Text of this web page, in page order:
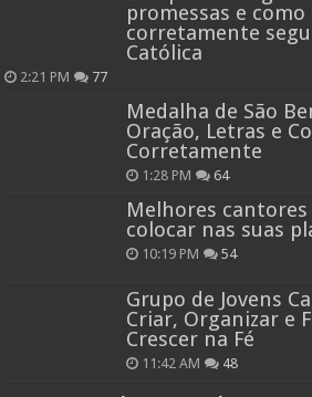
promessas e como
corretamente
Católica
2:21 PM 77
Medalha de São
Oração, Letras e
Corretamente
1:28 PM 64
Melhores
colocar nas suas
10:19 PM 54
Grupo de Jovens
Criar, Organizar e
Crescer na Fé
11:42 AM 48